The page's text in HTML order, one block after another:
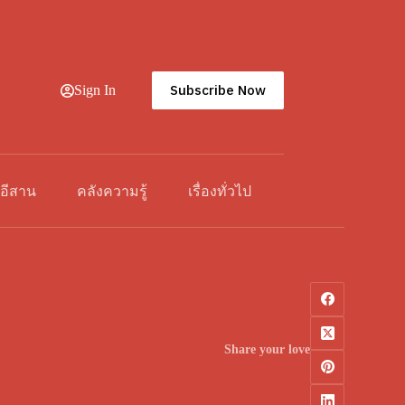
Sign In Subscribe Now
สาน คลังความรู้ เรื่องทั่วไป
Share your love